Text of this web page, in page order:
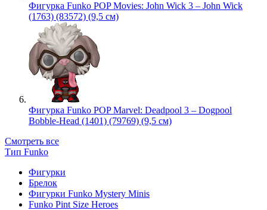
Фигурка Funko POP Movies: John Wick 3 – John Wick
(1763) (83572) (9,5 см)
Фигурка Funko POP Marvel: Deadpool 3 – Dogpool
Bobble-Head (1401) (79769) (9,5 см)
Смотреть все
Тип Funko
Фигурки
Брелок
Фигурки Funko Mystery Minis
Funko Pint Size Heroes